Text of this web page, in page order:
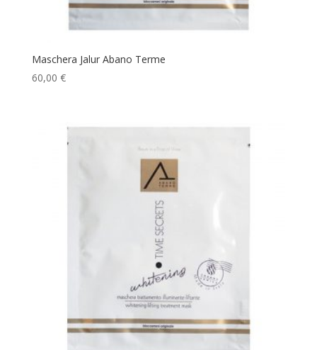
Maschera Jalur Abano Terme
60,00 €